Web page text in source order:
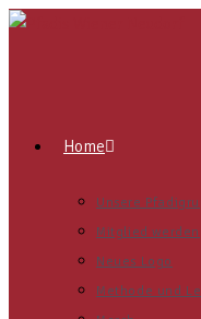
Home
Unsere
Mitglied werden
Neues Logo
Methode und